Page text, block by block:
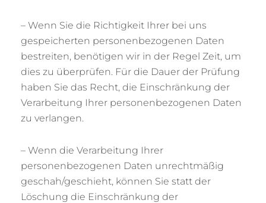
– Wenn Sie die Richtigkeit Ihrer bei uns
gespeicherten personenbezogenen Daten
bestreiten, benötigen wir in der Regel Zeit, um
dies zu überprüfen. Für die Dauer der Prüfung
haben Sie das Recht, die Einschränkung der
Verarbeitung Ihrer personenbezogenen Daten
zu verlangen.
– Wenn die Verarbeitung Ihrer
personenbezogenen Daten unrechtmäßig
geschah/geschieht, können Sie statt der
Löschung die Einschränkung der